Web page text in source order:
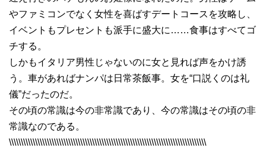
やファミコンでなく女性を喜ばすデートコースを攻略し、
イベントもプレセントも派手に盛大に……食事はすべてゴ
チする。
しかもイタリア男性じゃないのに女と見れば声をかけ誘
う。車があればナンパは日常茶飯事。女を“口説くのは礼
儀”だったのだ。
その頃の常識は今の非常識であり、今の常識はその頃の非
常識なのである。
\\\\\\\\\\\\\\\\\\\\\\\\\\\\\\\\\\\\\\\\\\\\\\\\\\\\\\\\\\\\\\\\\\\\\\\\\\\\\\\\\\\